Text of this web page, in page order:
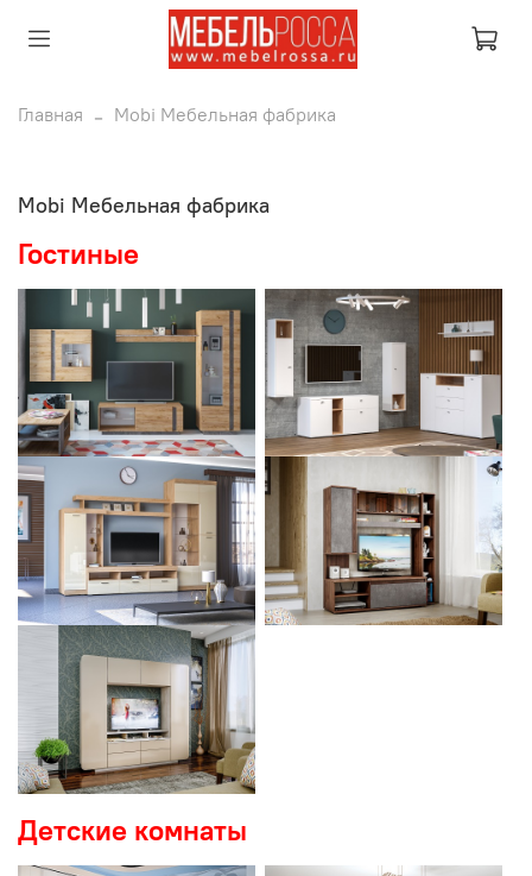
Главная Mobi Мебельная фабрика
Mobi Мебельная фабрика
Гостиные
Детские комнаты